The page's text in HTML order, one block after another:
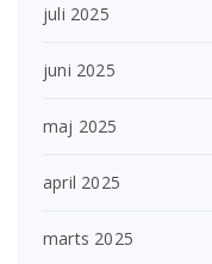
juli 2025
juni 2025
maj 2025
april 2025
marts 2025